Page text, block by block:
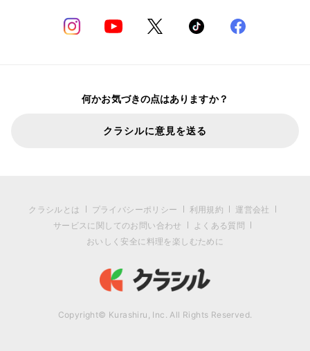
何かお気づきの点はありますか？
クラシルに意見を送る
クラシルとは プライバシーポリシー 利用規約
運営会社
サービスに関してのお問い合わせ
よくある質問
おいしく安全に料理を楽しむために
Copyright© Kurashiru, Inc. All Rights Reserved.